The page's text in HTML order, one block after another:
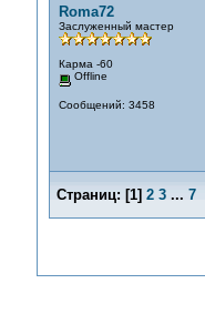
Roma72
Заслуженный мастер
Карма -60
Offline
Сообщений: 3458
Страниц: [1] 2 3 ... 7